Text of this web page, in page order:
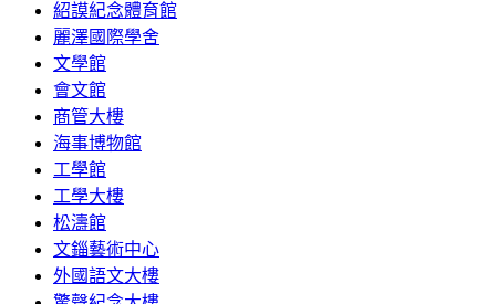
紹謨紀念體育館
麗澤國際學舍
文學館
會文館
商管大樓
海事博物館
工學館
工學大樓
松濤館
文錙藝術中心
外國語文大樓